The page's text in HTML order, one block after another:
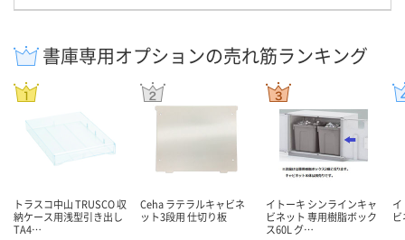
書庫専用オプションの売れ筋ランキング
トラスコ中山 TRUSCO 収
納ケース用浅型引き出し
TA4…
Ceha ラテラルキャビネ
ット3段用 仕切り板
イトーキ シンラインキャ
ビネット 専用樹脂ボック
ス60L グ…